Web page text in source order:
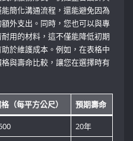
簡化溝通流程，還能避免因為
外支出。同時，您也可以與專
用的材料，這不僅能降低初期
於維護成本。例如，在表格中
與壽命比較，讓您在選擇時有
（每平方公尺） 預期壽命
20年